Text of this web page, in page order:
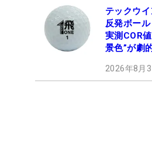
テックウ
反発ボール
実測COR
景色”が劇
2026年8月